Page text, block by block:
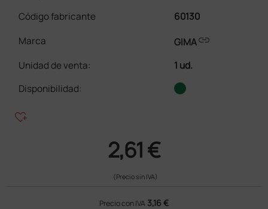
Código fabricante
60130
Marca
GIMAlink
Unidad de venta:
1 ud.
Disponibilidad:
heart_plus
2,61 €
(Precio sin IVA)
Precio con IVA 3,16 €